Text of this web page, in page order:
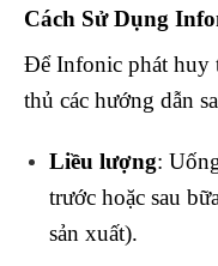
Cách Sử Dụng
Để Infonic phát huy
thủ các hướng dẫn
Liều lượng:
trước hoặc sau
sản xuất).